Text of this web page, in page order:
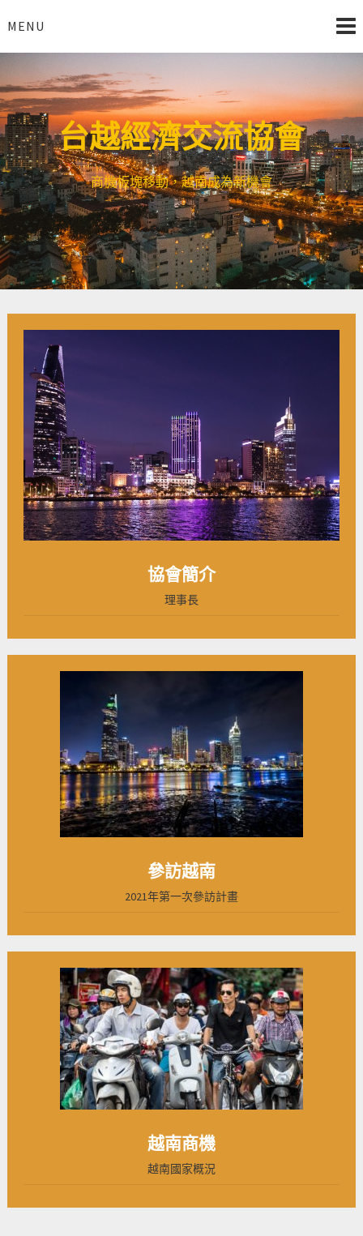
toMENU
台越經濟交流協會
商機板塊移動，越南成為新機會
協會簡介
理事長
參訪越南
2021年第一次參訪計畫
越南商機
越南國家概況